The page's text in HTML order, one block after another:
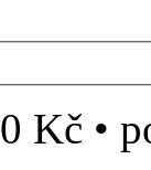
Kč •